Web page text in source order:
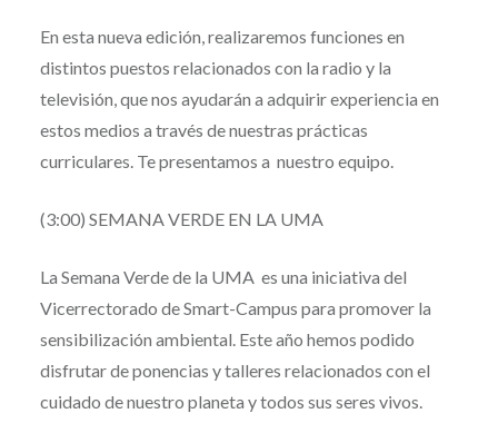
En esta nueva edición, realizaremos funciones en
distintos puestos relacionados con la radio y la
televisión, que nos ayudarán a adquirir experiencia en
estos medios a través de nuestras prácticas
curriculares. Te presentamos a nuestro equipo.
(3:00) SEMANA VERDE EN LA UMA
La Semana Verde de la UMA es una iniciativa del
Vicerrectorado de Smart-Campus para promover la
sensibilización ambiental. Este año hemos podido
disfrutar de ponencias y talleres relacionados con el
cuidado de nuestro planeta y todos sus seres vivos.